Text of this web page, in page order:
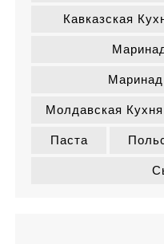
Кавказская
Молдавская Кухня
Паста